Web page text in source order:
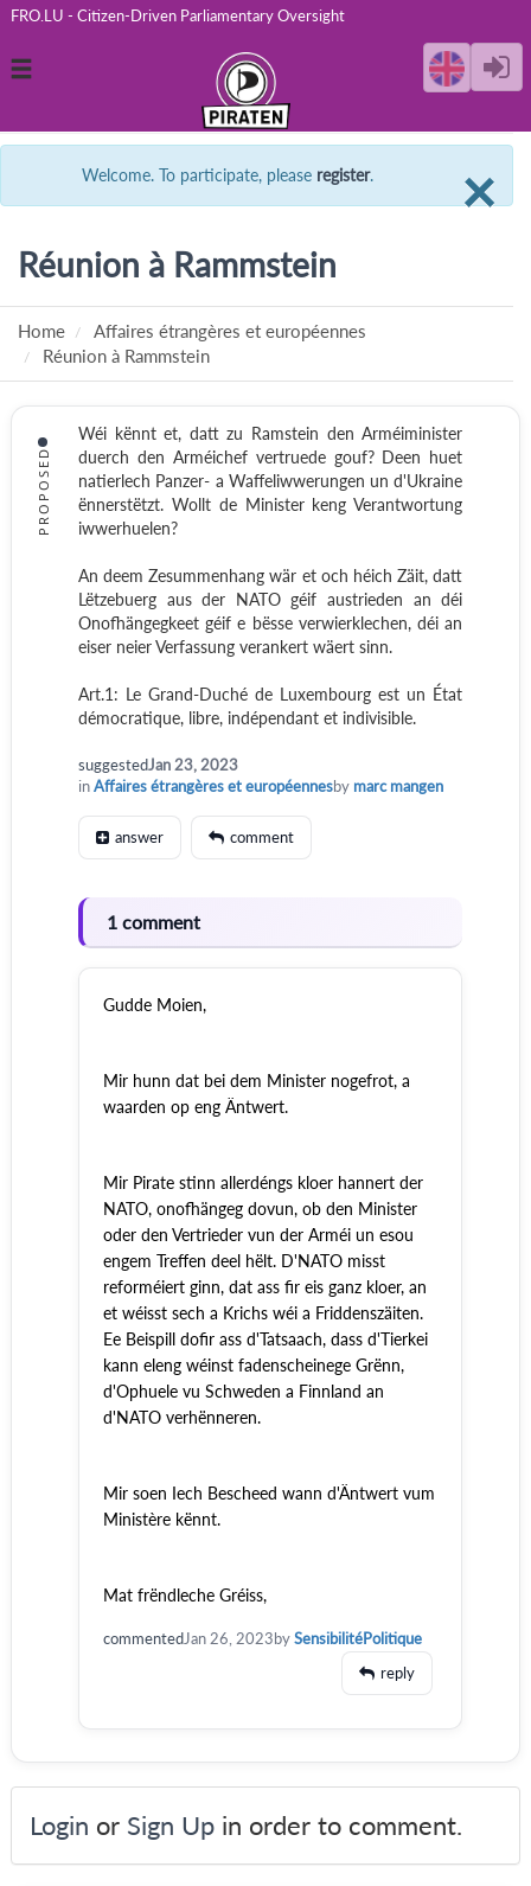
FRO.LU - Citizen-Driven Parliamentary Oversight
Toggle
×
Welcome. To participate, please register.
Réunion à Rammstein
Home
Affaires étrangères et européennes
Réunion à Rammstein
PROPOSED
Wéi kënnt et, datt zu Ramstein den Arméiminister
duerch den Arméichef vertruede gouf? Deen huet
natierlech Panzer- a Waffeliwwerungen un d'Ukraine
ënnerstëtzt. Wollt de Minister keng Verantwortung
iwwerhuelen?
An deem Zesummenhang wär et och héich Zäit, datt
Lëtzebuerg aus der NATO géif austrieden an déi
Onofhängegkeet géif e bësse verwierklechen, déi an
eiser neier Verfassung verankert wäert sinn.
Art.1: Le Grand-Duché de Luxembourg est un État
démocratique, libre, indépendant et indivisible.
suggestedJan 23, 2023
inAffaires étrangères et européennesby marc mangen
answer comment
1 comment
Gudde Moien,
Mir hunn dat bei dem Minister nogefrot, a
waarden op eng Äntwert.
Mir Pirate stinn allerdéngs kloer hannert der
NATO, onofhängeg dovun, ob den Minister
oder den Vertrieder vun der Arméi un esou
engem Treffen deel hëlt. D'NATO misst
reforméiert ginn, dat ass fir eis ganz kloer, an
et wéisst sech a Krichs wéi a Friddenszäiten.
Ee Beispill dofir ass d'Tatsaach, dass d'Tierkei
kann eleng wéinst fadenscheinege Grënn,
d'Ophuele vu Schweden a Finnland an
d'NATO verhënneren.
Mir soen Iech Bescheed wann d'Äntwert vum
Ministère kënnt.
Mat frëndleche Gréiss,
commentedJan 26, 2023bySensibilitéPolitique
reply
Login or Sign Up in order to comment.